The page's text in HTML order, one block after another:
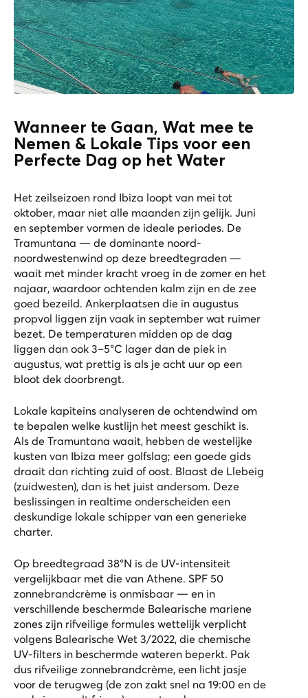
Wanneer te Gaan, Wat mee te
Nemen & Lokale Tips voor een
Perfecte Dag op het Water
Het zeilseizoen rond Ibiza loopt van mei tot
oktober, maar niet alle maanden zijn gelijk. Juni
en september vormen de ideale periodes. De
Tramuntana — de dominante noord-
noordwestenwind op deze breedtegraden —
waait met minder kracht vroeg in de zomer en het
najaar, waardoor ochtenden kalm zijn en de zee
goed bezeild. Ankerplaatsen die in augustus
propvol liggen zijn vaak in september wat ruimer
bezet. De temperaturen midden op de dag
liggen dan ook 3–5°C lager dan de piek in
augustus, wat prettig is als je acht uur op een
bloot dek doorbrengt.
Lokale kapiteins analyseren de ochtendwind om
te bepalen welke kustlijn het meest geschikt is.
Als de Tramuntana waait, hebben de westelijke
kusten van Ibiza meer golfslag; een goede gids
draait dan richting zuid of oost. Blaast de Llebeig
(zuidwesten), dan is het juist andersom. Deze
beslissingen in realtime onderscheiden een
deskundige lokale schipper van een generieke
charter.
Op breedtegraad 38°N is de UV-intensiteit
vergelijkbaar met die van Athene. SPF 50
zonnebrandcrème is onmisbaar — en in
verschillende beschermde Balearische mariene
zones zijn rifveilige formules wettelijk verplicht
volgens Balearische Wet 3/2022, die chemische
UV-filters in beschermde wateren beperkt. Pak
dus rifveilige zonnebrandcrème, een licht jasje
voor de terugweg (de zon zakt snel na 19:00 en de